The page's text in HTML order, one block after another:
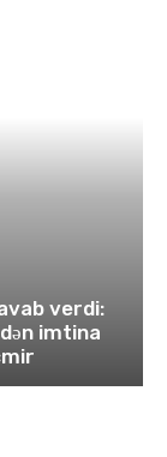
verdi:
imtina